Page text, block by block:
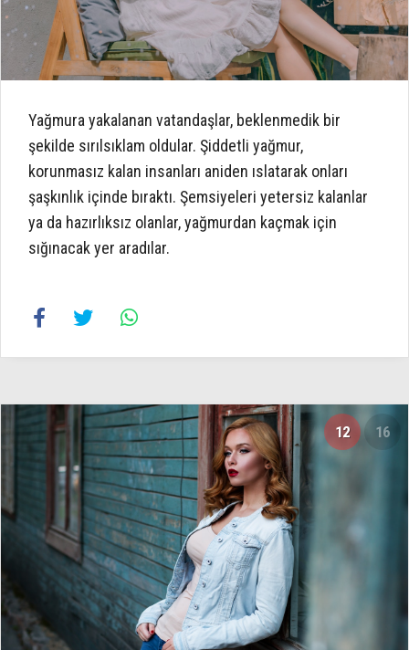
Yağmura yakalanan vatandaşlar, beklenmedik bir
şekilde sırılsıklam oldular. Şiddetli yağmur,
korunmasız kalan insanları aniden ıslatarak onları
şaşkınlık içinde bıraktı. Şemsiyeleri yetersiz kalanlar
ya da hazırlıksız olanlar, yağmurdan kaçmak için
sığınacak yer aradılar.
12 16